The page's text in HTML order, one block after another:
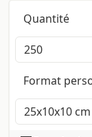
Quantité
La
Format